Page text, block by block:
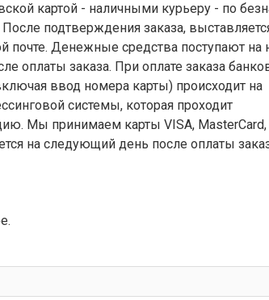
- по безналичному
оплате заказа банковской
ввод номера карты) происходит на
системы, которая проходит
и т.п.
на следующий день после оплаты